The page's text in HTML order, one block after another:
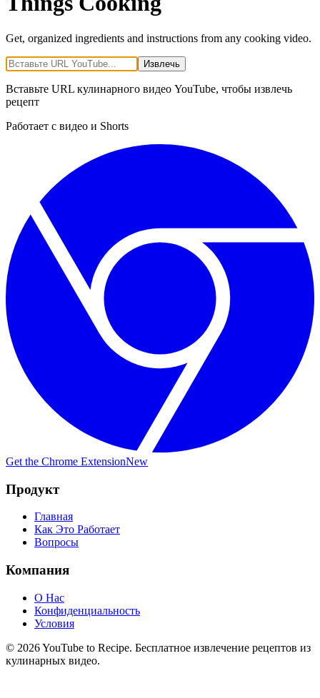
Get, organized ingredients and instructions from any cooking video.
Извлечь
Вставьте URL кулинарного видео YouTube, чтобы извлечь
рецепт
Работает с видео и Shorts
Get the Chrome ExtensionNew
Продукт
Главная
Как Это Работает
Вопросы
Компания
О Нас
Конфиденциальность
Условия
© 2026YouTube to Recipe. Бесплатное извлечение рецептов из
кулинарных видео.